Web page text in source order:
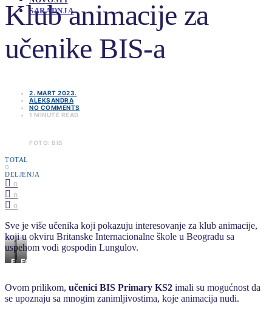
SARADNJA
Klub animacije za
učenike BIS-a
2. MART 2023.
ALEKSANDRA
NO COMMENTS
1 MINUTE READ
FOTO: BIS
TOTAL
0
DELJENJA
0
0
0
Sve je više učenika koji pokazuju interesovanje za klub animacije,
koji u okviru Britanske Internacionalne škole u Beogradu sa
uspehom vodi gospodin Lungulov.
FOTO:FOTO:
Ovom prilikom, učenici BIS Primary KS2 imali su mogućnost da
se upoznaju sa mnogim zanimljivostima, koje animacija nudi.